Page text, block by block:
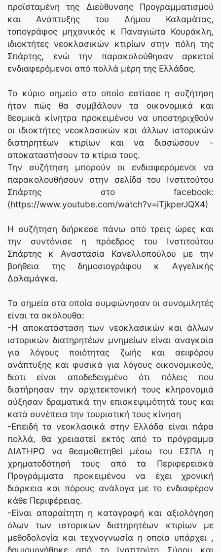
προϊσταμένη της Διεύθυνσης Προγραμματισμού
και Ανάπτυξης του Δήμου Καλαμάτας,
τοπογράφος μηχανικός κ Παναγιώτα Κουράκλη,
ιδιοκτήτες νεοκλασικών κτιρίων στην πόλη της
Σπάρτης, ενώ την παρακολούθησαν αρκετοί
ενδιαφερόμενοι από πολλά μέρη της Ελλάδας.
Το κύριο σημείο στο οποίο εστίασε η συζήτηση
ήταν πώς θα συμβάλουν τα οικονομικά και
θεσμικά κίνητρα προκειμένου να υποστηριχθούν
οι ιδιοκτήτες νεοκλασικών και άλλων ιστορικών
διατηρητέων κτιρίων και να διασώσουν -
αποκαταστήσουν τα κτίρια τους.
Την συζήτηση μπορούν οι ενδιαφερόμενοι να
παρακολουθήσουν στην σελίδα του Ινστιτούτου
Σπάρτης στο facebook:
(https://www.youtube.com/watch?v=iTjkperJQX4)
Η συζήτηση διήρκεσε πάνω από τρεις ώρες και
την συντόνισε η πρόεδρος του Ινστιτούτου
Σπάρτης κ Αναστασία Κανελλοπούλου με την
βοήθεια της δημοσιογράφου κ Αγγελικής
Δαλαμάγκα.
Τα σημεία στα οποία συμφώνησαν οι συνομιλητές
είναι τα ακόλουθα:
-Η αποκατάσταση των νεοκλασικών και άλλων
ιστορικών διατηρητέων μνημείων είναι αναγκαία
για λόγους ποιότητας ζωής και αειφόρου
ανάπτυξης και φυσικά για λόγους οικονομικούς,
διότι είναι αποδεδειγμένο ότι πόλεις που
διατήρησαν την αρχιτεκτονική τους κληρονομιά
αύξησαν δραματικά την επισκεψιμότητά τους και
κατά συνέπεια την τουριστική τους κίνηση
-Επειδή τα νεοκλασικά στην Ελλάδα είναι πάρα
πολλά, θα χρειαστεί εκτός από το πρόγραμμα
ΔΙΑΤΗΡΩ να θεσμοθετηθεί μέσω του ΕΣΠΑ η
χρηματοδότησή τους από τα Περιφερειακά
Προγράμματα προκειμένου να έχει χρονική
διάρκεια και πόρους ανάλογα με το ενδιαφέρον
κάθε Περιφέρειας.
-Είναι απαραίτητη η καταγραφή και αξιολόγηση
όλων των ιστορικών διατηρητέων κτιρίων με
μεθοδολογία και τεχνογνωσία η οποία υπάρχει ,
δημιουργήθηκε από το Ινστιτούτο Σύρου και